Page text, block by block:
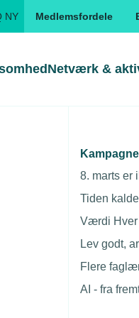
NY Medlemsfordele
Gå direkte til
Skabeloner og
Beregn
Netværk &
8. marts er
Tiden
Værdi Hver
Lev godt,
Flere
AI - fra
rundt